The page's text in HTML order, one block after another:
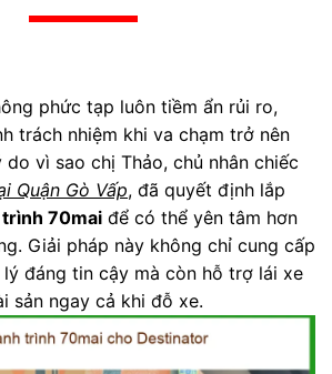
phức tạp luôn tiềm ẩn rủi ro,
trách nhiệm khi va chạm trở nên
vì sao chị Thảo, chủ nhân chiếc
Quận Gò Vấp, đã quyết định lắp
70mai để có thể yên tâm hơn
Giải pháp này không chỉ cung cấp
đáng tin cậy mà còn hỗ trợ lái xe
sản ngay cả khi đỗ xe.